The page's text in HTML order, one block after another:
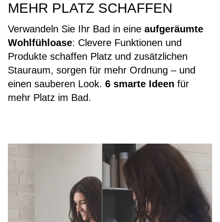
MEHR PLATZ SCHAFFEN
Verwandeln Sie Ihr Bad in eine aufgeräumte
Wohlfühloase: Clevere Funktionen und
Produkte schaffen Platz und zusätzlichen
Stauraum, sorgen für mehr Ordnung – und
einen sauberen Look. 6 smarte Ideen für
mehr Platz im Bad.